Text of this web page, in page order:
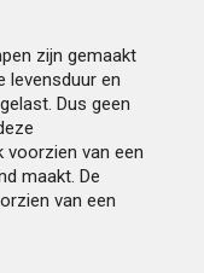
zijn gemaakt
levensduur en
Dus geen
voorzien van een
maakt. De
van een